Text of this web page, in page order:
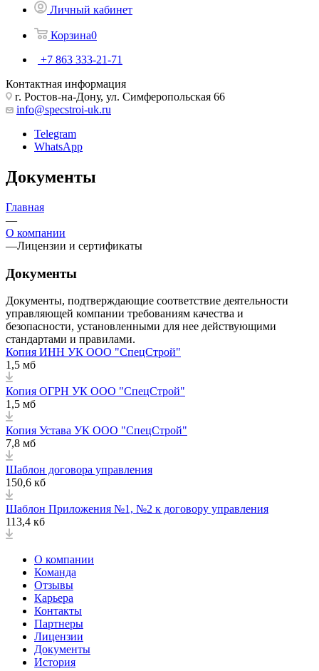
Личный кабинет
Корзина0
+7 863 333-21-71
Контактная информация
г. Ростов-на-Дону, ул. Симферопольская 66
info@specstroi-uk.ru
Telegram
WhatsApp
Документы
Главная
—
О компании
—Лицензии и сертификаты
Документы
Документы, подтверждающие соответствие деятельности
управляющей компании требованиям качества и
безопасности, установленными для нее действующими
стандартами и правилами.
Копия ИНН УК ООО "СпецСтрой"
1,5 мб
Копия ОГРН УК ООО "СпецСтрой"
1,5 мб
Копия Устава УК ООО "СпецСтрой"
7,8 мб
Шаблон договора управления
150,6 кб
Шаблон Приложения №1, №2 к договору управления
113,4 кб
О компании
Команда
Отзывы
Карьера
Контакты
Партнеры
Лицензии
Документы
История